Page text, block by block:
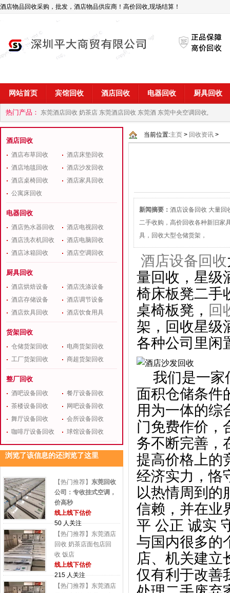
酒店物品回收采购，批发，酒店物品供应商！高价回收,现场结算！
网站首页 宾馆回收 酒店回收 电器回收 厨具回收
热门产品： 东莞酒店回收 奶茶店 东莞酒店回收 东莞酒 东莞中央空调回收,
商 深圳酒店用品回收公司
酒店回收
酒店布草回收
酒店床垫回收
酒店地毯回收
酒店沙发回收
酒店桌椅回收
酒店家具回收
公寓床回收
电器回收
酒店热水器回收
酒店电视回收
酒店洗衣机回收
酒店电脑回收
酒店冰箱回收
酒店空调回收
厨具回收
酒店烘焙设备
酒店洗涤设备
酒店存储设备
酒店调节设备
酒店炊具回收
酒店饮食用具
货架回收
仓储货架回收
电商货架回收
工厂货架回收
商超货架回收
整厂回收
酒吧设备回收
餐厅设备回收
茶楼设备回收
网吧设备回收
舞厅设备回收
会所设备回收
咖啡厅设备回收
球馆设备回收
浏览了该信息的还浏览了这里
【热门推荐】 东莞回收
公司：专收挂式空调，
价高秒
线上线下估价
50 人关注
【热门推荐】东莞酒店
回收 奶茶店面包店回
收 饭店
线上线下估价
215 人关注
【热门推荐】东莞酒店
当前位置:主页 > 回收资讯 >
新闻摘要： 酒店设备回收 大量回
二手收购，高价回收各种新旧家
具，回收大型仓储货架，
酒店设备回收
量回收，星级
椅床板凳二手
桌椅板凳， 回
架，回收星级
各种公司里闲
我们是一家
面积仓储条件
用为一体的综
门免费作价，
务不断完善，
提高价格上的
经济实力，恪
以热情周到的
信赖，并在业
平 公正 诚实
与国内很多的
店、机关建立
仅有利于改善